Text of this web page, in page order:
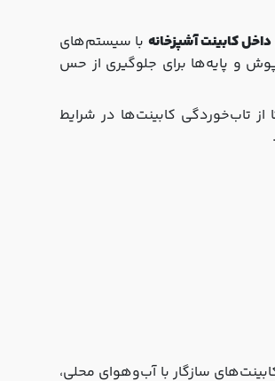
کابینت آشپزخانه با سیستم‌های
و پایه‌ها برای جلوگیری از حس
تاب‌خوردگی کابینت‌ها در شرایط
قیمت، با دوام بیشتر کابینت‌های سازگار با آب‌وهوای محلی،